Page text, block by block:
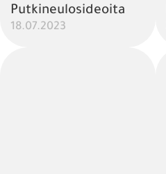
Putkineulosideoita
18.07.2023